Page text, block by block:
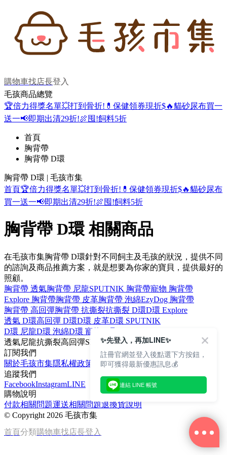
購物車找店長登入
毛孩商品總覽
🏆倍力得獎名單💥打到骨折! 💊保健領券現折$🔥貓砂尿布買一
送一📢即期出清29折!🍖囤!飼料5折
首頁
胸背帶
胸背帶 D環
胸背帶 D環 | 毛孩市集
首頁🏆倍力得獎名單💥打到骨折! 💊保健領券現折$🔥貓砂尿布
買一送一📢即期出清29折!🍖囤!飼料5折
胸背帶 D環 相關商品
在毛孩市集胸背帶 D環針對不同飼主及毛孩的狀況，提供不同
的諮詢及商品推薦方案，就是想要為你家的寶貝，提供最好的
照顧。
胸背帶 透氣胸背帶 尼龍SPUTNIK 胸背帶寵物 胸背帶
Explore 胸背帶胸背帶 皮革胸背帶 泡綿EzyDog 胸背帶
胸背帶 高回彈胸背帶 抗撕裂抗撕裂 D環D環 Explore
透氣 D環高回彈 D環D環 皮革D環 SPUTNIK
D環 尼龍D環 泡綿D環 寵物
透氣尼龍抗撕裂高回彈SPUTNIK
訂閱我們
關於毛孩市集隱私權政策
文章
追蹤我們
FacebookInstagramLINE
購物說明
付款相關問題運送相關問題退換貨說明
© Copyright 2026 毛孩市集
首頁分類購物車找店長登入
✨先登入，再加LINE✨
註冊官網並登入後點選下方按鈕，
即可獲得最新優惠訊息💰
連結 LINE 帳號